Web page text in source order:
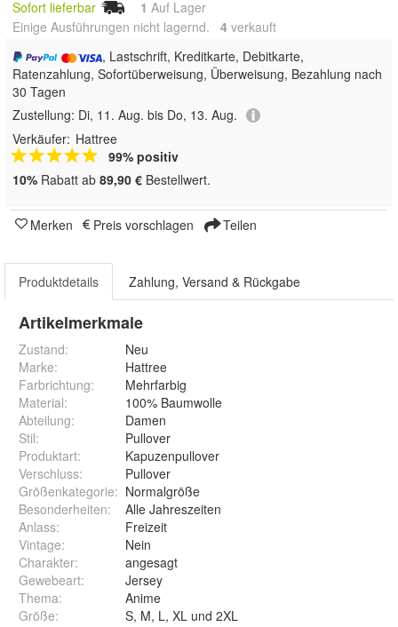
Sofort lieferbar 1 Auf Lager
Einige Ausführungen nicht lagernd. 4 verkauft
, Lastschrift, Kreditkarte, Debitkarte,
Ratenzahlung, Sofortüberweisung, Überweisung, Bezahlung nach
30 Tagen
Zustellung: Di, 11. Aug. bis Do, 13. Aug.
Verkäufer: Hattree
99% positiv
10% Rabatt ab 89,90 € Bestellwert.
Merken Preis vorschlagen Teilen
Produktdetails Zahlung, Versand & Rückgabe
Artikelmerkmale
Zustand:
Neu
Marke:
Hattree
Farbrichtung:
Mehrfarbig
Material:
100% Baumwolle
Abteilung:
Damen
Stil:
Pullover
Produktart:
Kapuzenpullover
Verschluss:
Pullover
Größenkategorie: Normalgröße
Besonderheiten:
Alle Jahreszeiten
Anlass:
Freizeit
Vintage:
Nein
Charakter:
angesagt
Gewebeart:
Jersey
Thema:
Anime
Größe: S, M, L, XL und 2XL